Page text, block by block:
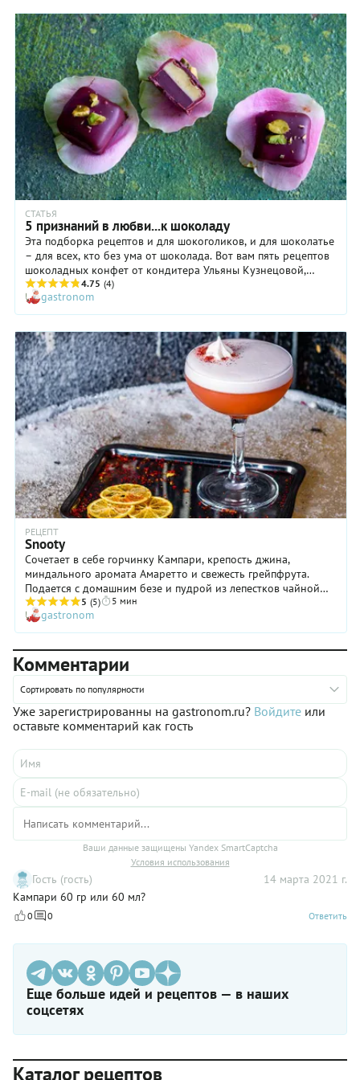
СТАТЬЯ
5 признаний в любви...к шоколаду
Эта подборка рецептов и для шокоголиков, и для шоколатье
– для всех, кто без ума от шоколада. Вот вам пять рецептов
шоколадных конфет от кондитера Ульяны Кузнецовой,
которые и сам с удовольствием съешь, и подарить не
стыдно.
4.75 (4)
gastronom
РЕЦЕПТ
Snooty
Сочетает в себе горчинку Кампари, крепость джина,
миндального аромата Амаретто и свежесть грейпфрута.
Подается с домашним безе и пудрой из лепестков чайной
розы.
5 (5) 5 мин
gastronom
Комментарии
Сортировать по популярности
Уже зарегистрированны на gastronom.ru? Войдите или
оставьте комментарий как гость
Ваши данные защищены Yandex SmartCaptcha
Условия использования
Гость (гость)
14 марта 2021 г.
Кампари 60 гр или 60 мл?
0 0 Ответить
Еще больше идей и рецептов — в наших
соцсетях
Каталог рецептов